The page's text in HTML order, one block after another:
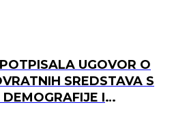
UGOVOR O
SREDSTAVA S
I